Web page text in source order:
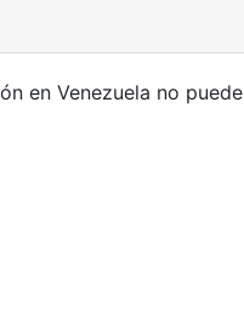
en Venezuela no puede